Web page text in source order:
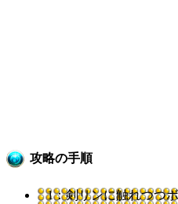
攻略の手順
1：剣リンに触れつつ